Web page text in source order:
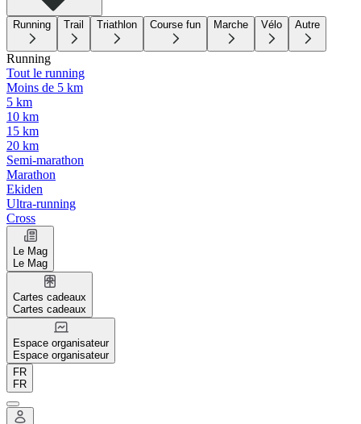
Running Trail Triathlon Course fun Marche Vélo Autre
Running
Tout le running
Moins de 5 km
5 km
10 km
15 km
20 km
Semi-marathon
Marathon
Ekiden
Ultra-running
Cross
Le Mag
Le Mag
Cartes cadeaux
Cartes cadeaux
Espace organisateur
Espace organisateur
FR
FR